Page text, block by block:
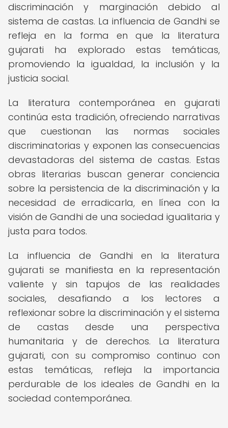
discriminación y marginación debido al
sistema de castas. La influencia de Gandhi se
refleja en la forma en que la literatura
gujarati ha explorado estas temáticas,
promoviendo la igualdad, la inclusión y la
justicia social.
La literatura contemporánea en gujarati
continúa esta tradición, ofreciendo narrativas
que cuestionan las normas sociales
discriminatorias y exponen las consecuencias
devastadoras del sistema de castas. Estas
obras literarias buscan generar conciencia
sobre la persistencia de la discriminación y la
necesidad de erradicarla, en línea con la
visión de Gandhi de una sociedad igualitaria y
justa para todos.
La influencia de Gandhi en la literatura
gujarati se manifiesta en la representación
valiente y sin tapujos de las realidades
sociales, desafiando a los lectores a
reflexionar sobre la discriminación y el sistema
de castas desde una perspectiva
humanitaria y de derechos. La literatura
gujarati, con su compromiso continuo con
estas temáticas, refleja la importancia
perdurable de los ideales de Gandhi en la
sociedad contemporánea.